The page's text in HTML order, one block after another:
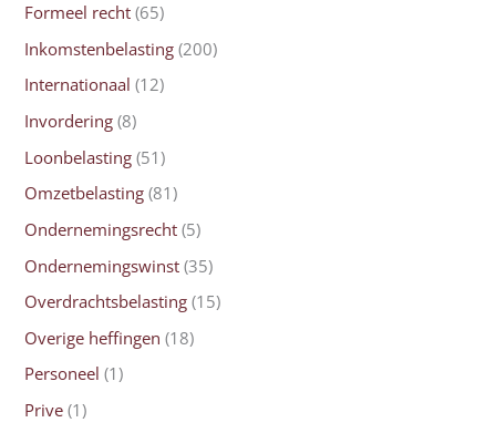
Formeel recht (65)
Inkomstenbelasting (200)
Internationaal (12)
Invordering (8)
Loonbelasting (51)
Omzetbelasting (81)
Ondernemingsrecht (5)
Ondernemingswinst (35)
Overdrachtsbelasting (15)
Overige heffingen (18)
Personeel (1)
Prive (1)